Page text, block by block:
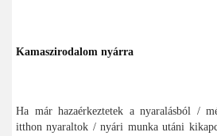
Kamaszirodalom nyárra
Ha már hazaérkeztetek a nyaralásból /
itthon nyaraltok / nyári munka utáni